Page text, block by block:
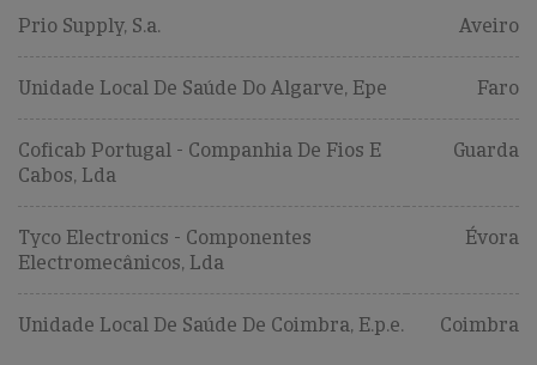
Prio Supply, S.a. Aveiro
Unidade Local De Saúde Do Algarve, Epe Faro
Coficab Portugal - Companhia De Fios E
Cabos, Lda
Guarda
Tyco Electronics - Componentes
Electromecânicos, Lda
Évora
Unidade Local De Saúde De Coimbra, E.p.e. Coimbra